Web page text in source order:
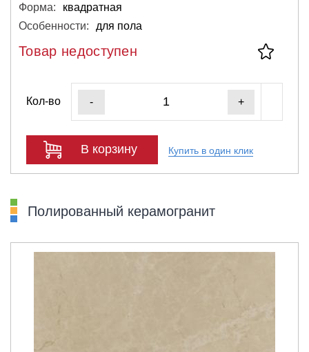
Форма:
квадратная
Особенности:
для пола
Товар недоступен
Кол-во - +
В корзину Купить в один клик
Полированный керамогранит